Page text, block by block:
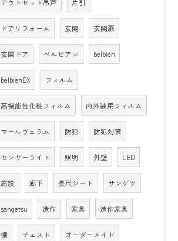
アウトセット吊戸 片引
ドアリフォーム 玄関 玄関扉
玄関ドア ベルビアン belbien
belbienEX フィルム
高機能性化粧フィルム 内外装用フィルム
マールヴェラム 防犯 防犯対策
センサーライト 照明 外壁 LED
施設 廊下 長尺シート サンゲツ
sangetsu 造作 家具 造作家具
棚 チェスト オーダーメイド